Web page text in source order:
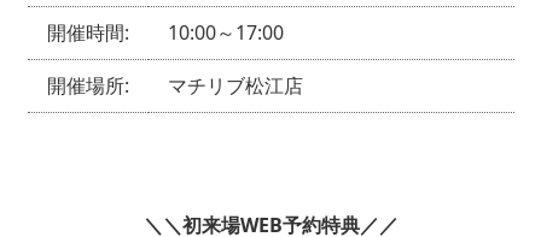
開催時間:
10:00～17:00
開催場所:
マチリブ松江店
＼＼初来場WEB予約特典／／